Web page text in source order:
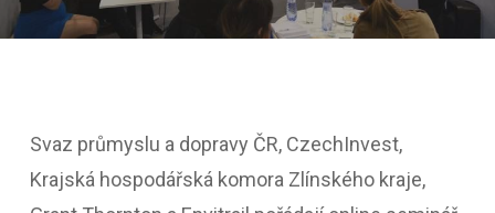
Svaz průmyslu a dopravy ČR, CzechInvest,
Krajská hospodářská komora Zlínského kraje,